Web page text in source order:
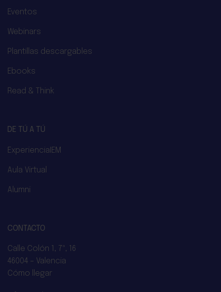
Eventos
Webinars
Plantillas descargables
Ebooks
Read & Think
DE TÚ A TÚ
ExperienciaIEM
Aula Virtual
Alumni
CONTACTO
Calle Colón 1, 7ª, 16
46004 – Valencia
Cómo llegar